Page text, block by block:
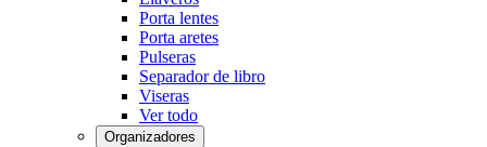
Porta lentes
Porta aretes
Pulseras
Separador de libro
Viseras
Ver todo
Organizadores